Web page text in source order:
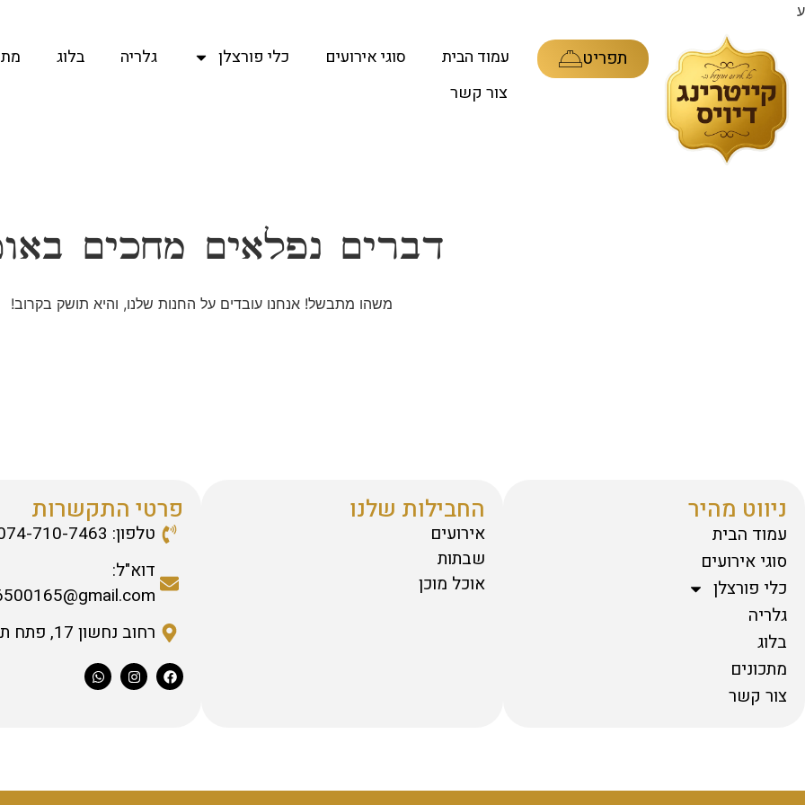
ע
תפריט עמוד הבית סוגי אירועים כלי פורצלן גלריה בלוג
צור קשר
דברים נפלאים מחכים
משהו מתבשל! אנחנו עובדים על החנות שלנו, והיא תושק בקרוב!
ניווט מהיר
עמוד הבית
סוגי אירועים
כלי פורצלן
גלריה
בלוג
מתכונים
צור קשר
החבילות שלנו
אירועים
שבתות
אוכל מוכן
פרטי התקשרות
טלפון: 074-710-7463
דוא"ל:
רחוב נחשון 17, פתח תקווה